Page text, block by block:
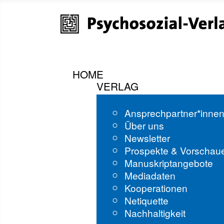
HOME
VERLAG
Über uns
Newsletter
Prospekte &
Manuskriptangebote
Mediadaten
Kooperationen
Netiquette
Nachhaltigkeit